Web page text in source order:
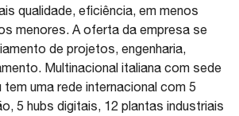
qualidade, eficiência, em menos
menores. A oferta da empresa se
de projetos, engenharia,
Multinacional italiana com sede
tem uma rede internacional com 5
5 hubs digitais, 12 plantas industriais